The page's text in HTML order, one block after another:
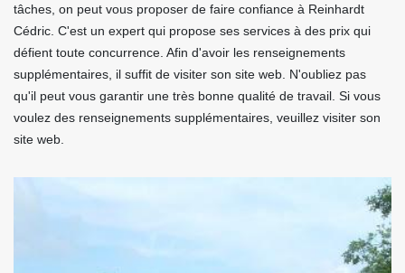
tâches, on peut vous proposer de faire confiance à Reinhardt
Cédric. C'est un expert qui propose ses services à des prix qui
défient toute concurrence. Afin d'avoir les renseignements
supplémentaires, il suffit de visiter son site web. N'oubliez pas
qu'il peut vous garantir une très bonne qualité de travail. Si vous
voulez des renseignements supplémentaires, veuillez visiter son
site web.